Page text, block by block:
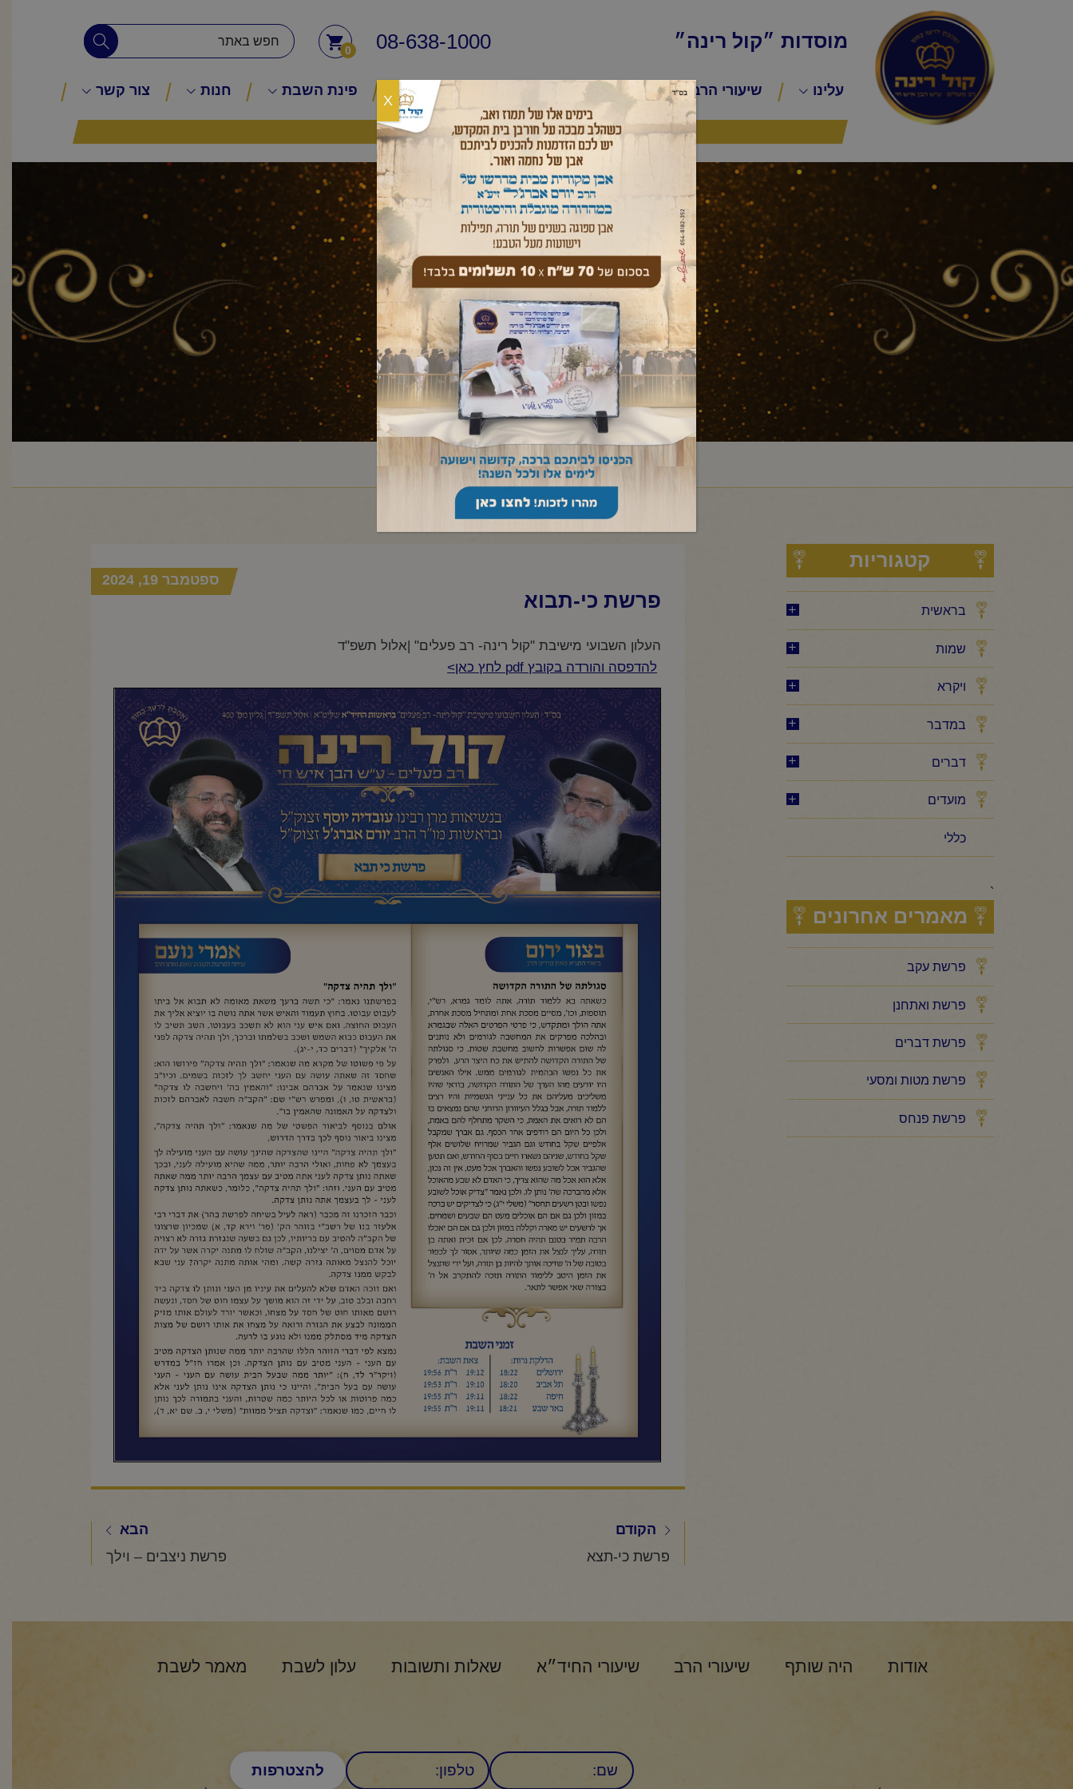
מוסדות ״קול רינה״ 08-638-1000
0
עלינו שיעורי הרב שיעורי החיד״א שאלות ותשובות פינת השבת חנות צור קשר
היה שותף
עלון לשבת
ראשי / עלון לשבת/דברים/כי תבוא/ פרשת כי-תבוא
קטגוריות
בראשית
שמות
ויקרא
במדבר
דברים
מועדים
כללי
`
מאמרים אחרונים
פרשת עקב
פרשת ואתחנן
פרשת דברים
פרשת מטות ומסעי
פרשת פנחס
פרשת כי-תבוא
ספטמבר 19, 2024
העלון השבועי מישיבת "קול רינה- רב פעלים" |אלול תשפ"ד
להדפסה והורדה בקובץ pdf לחץ כאן>
הקודם
פרשת כי-תצא
הבא
פרשת ניצבים – וילך
אודות היה שותף שיעורי הרב שיעורי החיד״א שאלות ותשובות עלון לשבת מאמר לשבת
שם טלפון:
X